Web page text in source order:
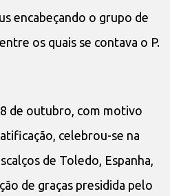
encabeçando o grupo de
os quais se contava o P.
de outubro, com motivo
celebrou-se na
de Toledo, Espanha,
de graças presidida pelo